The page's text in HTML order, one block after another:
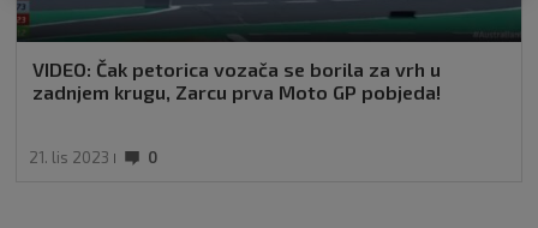
VIDEO: Čak petorica vozača se borila za vrh u
zadnjem krugu, Zarcu prva Moto GP pobjeda!
21. lis 2023 0